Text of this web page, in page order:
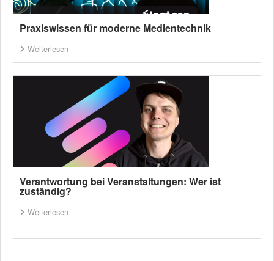
Praxiswissen für moderne Medientechnik
Weiterlesen
Verantwortung bei Veranstaltungen: Wer ist
zuständig?
Weiterlesen